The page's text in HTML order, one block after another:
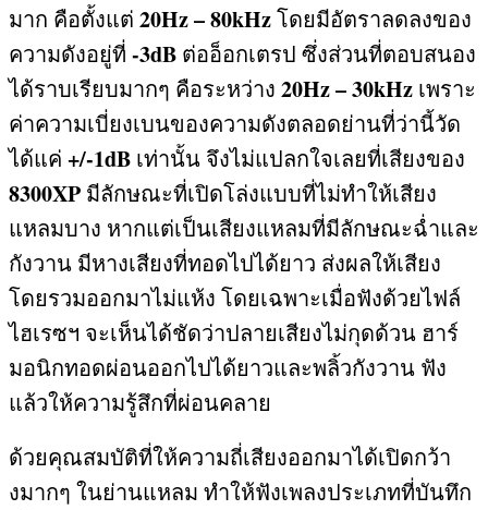
มาก คือตั้งแต่ 20Hz – 80kHzโดยมีอัตราลดลงของ
ความดังอยู่ที่ -3dB ต่ออ็อกเตรป ซึ่งส่วนที่ตอบสนอง
ได้ราบเรียบมากๆ คือระหว่าง 20Hz – 30kHz เพราะ
ค่าความเบี่ยงเบนของความดังตลอดย่านที่ว่านี้วัด
ได้แค่ +/-1dB เท่านั้น จึงไม่แปลกใจเลยที่เสียงของ
8300XP มีลักษณะที่เปิดโล่งแบบที่ไม่ทำให้เสียง
แหลมบาง หากแต่เป็นเสียงแหลมที่มีลักษณะฉ่ำและ
กังวาน มีหางเสียงที่ทอดไปได้ยาว ส่งผลให้เสียง
โดยรวมออกมาไม่แห้ง โดยเฉพาะเมื่อฟังด้วยไฟล์
ไฮเรซฯ จะเห็นได้ชัดว่าปลายเสียงไม่กุดด้วน ฮาร์
มอนิกทอดผ่อนออกไปได้ยาวและพลิ้วกังวาน ฟัง
แล้วให้ความรู้สึกที่ผ่อนคลาย
ด้วยคุณสมบัติที่ให้ความถี่เสียงออกมาได้เปิดกว้า
งมากๆ ในย่านแหลม ทำให้ฟังเพลงประเภทที่บันทึก